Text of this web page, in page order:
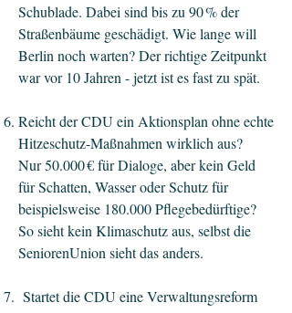
Schublade. Dabei sind bis zu 90 % der
Straßenbäume geschädigt. Wie lange will
Berlin noch warten? Der richtige Zeitpunkt
war vor 10 Jahren - jetzt ist es fast zu spät.
Reicht der CDU ein Aktionsplan ohne echte
Hitzeschutz-Maßnahmen wirklich aus?
Nur 50.000 € für Dialoge, aber kein Geld
für Schatten, Wasser oder Schutz für
beispielsweise 180.000 Pflegebedürftige?
So sieht kein Klimaschutz aus, selbst die
SeniorenUnion sieht das anders.
Startet die CDU eine Verwaltungsreform